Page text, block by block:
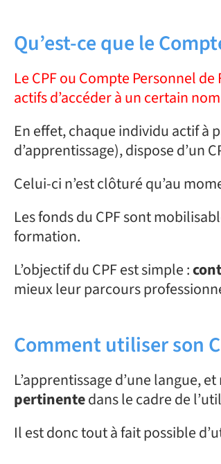
Qu’est-ce que le
Le CPF ou Compte Personnel
actifs d’accéder à un certain
En effet, chaque individu actif à
d’apprentissage), dispose d’un
Celui-ci n’est clôturé qu’au
Les fonds du CPF sont
formation.
L’objectif du CPF est simple :
mieux leur parcours
Comment utiliser son
L’apprentissage d’une langue,
pertinentedans le cadre de
Il est donc tout à fait possible